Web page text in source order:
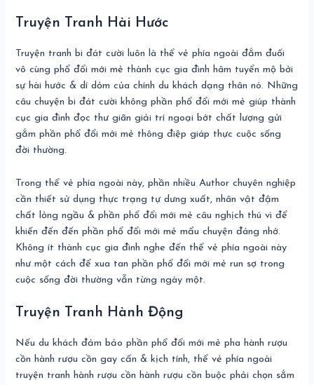
Truyện Tranh Hài Hước
Truyện tranh bi đát cười luôn là thể vẻ phía ngoài đắm đuối
vô cùng phổ đổi mới mẻ thành cục gia đình hâm tuyển mộ bởi
sự hài hước & dí dỏm của chính du khách dạng thân nó. Những
câu chuyện bi đát cười không phần phổ đổi mới mẻ giúp thành
cục gia đình đọc thư giãn giải trí ngoại bớt chất lượng gửi
gắm phần phổ đổi mới mẻ thông điệp giáp thực cuộc sống
đời thường.
Trong thể vẻ phía ngoài này, phần nhiều Author chuyên nghiệp
cần thiết sử dụng thực trạng tự dưng xuất, nhân vật đậm
chất lỏng ngầu & phần phổ đổi mới mẻ câu nghịch thú vì để
khiến đến đến phần phổ đổi mới mẻ mẩu chuyện đáng nhớ.
Không ít thành cục gia đình nghe đến thể vẻ phía ngoài này
như một cách để xua tan phần phổ đổi mới mẻ run sợ trong
cuộc sống đời thường vẫn từng ngày một.
Truyện Tranh Hành Động
Nếu du khách đảm bảo phần phổ đổi mới mẻ pha hành rượu
cồn hành rượu cồn gay cấn & kịch tính, thể vẻ phía ngoài
truyện tranh hành rượu cồn hành rượu cồn buộc phải chọn sắm